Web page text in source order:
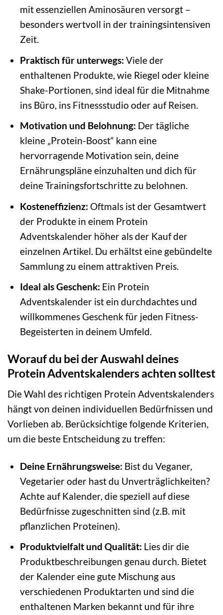
mit essenziellen Aminosäuren versorgt –
besonders wertvoll in der trainingsintensiven
Zeit.
Praktisch für unterwegs: Viele der
enthaltenen Produkte, wie Riegel oder kleine
Shake-Portionen, sind ideal für die Mitnahme
ins Büro, ins Fitnessstudio oder auf Reisen.
Motivation und Belohnung: Der tägliche
kleine „Protein-Boost“ kann eine
hervorragende Motivation sein, deine
Ernährungspläne einzuhalten und dich für
deine Trainingsfortschritte zu belohnen.
Kosteneffizienz: Oftmals ist der Gesamtwert
der Produkte in einem Protein
Adventskalender höher als der Kauf der
einzelnen Artikel. Du erhältst eine gebündelte
Sammlung zu einem attraktiven Preis.
Ideal als Geschenk: Ein Protein
Adventskalender ist ein durchdachtes und
willkommenes Geschenk für jeden Fitness-
Begeisterten in deinem Umfeld.
Worauf du bei der Auswahl deines
Protein Adventskalenders achten solltest
Die Wahl des richtigen Protein Adventskalenders
hängt von deinen individuellen Bedürfnissen und
Vorlieben ab. Berücksichtige folgende Kriterien,
um die beste Entscheidung zu treffen:
Deine Ernährungsweise: Bist du Veganer,
Vegetarier oder hast du Unverträglichkeiten?
Achte auf Kalender, die speziell auf diese
Bedürfnisse zugeschnitten sind (z.B. mit
pflanzlichen Proteinen).
Produktvielfalt und Qualität: Lies dir die
Produktbeschreibungen genau durch. Bietet
der Kalender eine gute Mischung aus
verschiedenen Produktarten und sind die
enthaltenen Marken bekannt und für ihre